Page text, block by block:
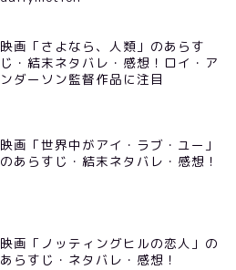
映画「さよなら、人類」のあらす
じ・結末ネタバレ・感想！ロイ・ア
ンダーソン監督作品に注目
映画「世界中がアイ・ラブ・ユー」
のあらすじ・結末ネタバレ・感想！
映画「ノッティングヒルの恋人」の
あらすじ・ネタバレ・感想！